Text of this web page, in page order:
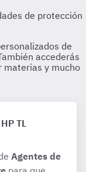
TL
Agentes de